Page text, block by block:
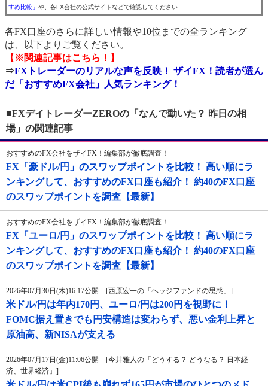
すめ比較」 や、各FX会社の公式サイトなどで確認してください
各FX口座のさらに詳しい情報や10位までの全ランキング
は、以下よりご覧ください。
【※関連記事はこちら！】
⇒FXトレーダーのリアルな声を反映！ ザイFX！読者が選ん
だ「おすすめFX会社」人気ランキング！
■FXデイトレーダーZEROの「なんで動いた？ 昨日の相
場」の関連記事
おすすめのFX会社をザイFX！編集部が徹底調査！
FX「豪ドル/円」のスワップポイントを比較！ 高い順にラ
ンキングして、おすすめのFX口座も紹介！ 約40のFX口座
のスワップポイントを調査【最新】
おすすめのFX会社をザイFX！編集部が徹底調査！
FX「ユーロ/円」のスワップポイントを比較！ 高い順にラ
ンキングして、おすすめのFX口座も紹介！ 約40のFX口座
のスワップポイントを調査【最新】
2026年07月30日(木)16:17公開 [西原宏一の「ヘッジファンドの思惑」]
米ドル/円は年内170円、ユーロ/円は200円を視野に！
FOMC据え置きでも円安構造は変わらず、悪い金利上昇と
原油高、新NISAが支える
2026年07月17日(金)11:06公開 [今井雅人の「どうする？ どうなる？ 日本経
済、世界経済」]